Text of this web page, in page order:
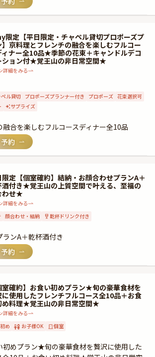
限定【平日限定・チャペル貸切プロポーズプ
】京料理とフレンチの融合を楽しむフルコー
ィナー全10品★季節の花束＋キャンドルデコ
ション付★覚王山の非日常空間★
詳細をみる
ペル貸切 プロポーズプランナー付き プロポーズ 花束選択可
サプライズ
合を楽しむフルコースディナー全10品
限定【個室確約】結納・お顔合わせプランA＋
酒付き★覚王山の上質空間で叶える、至福の
わせ★
詳細をみる
顔合わせ・結納 乾杯ドリンク付き
ンA＋乾杯酒付き
室確約】お食い初めプラン★旬の豪華食材を
に使用したフレンチフルコース全10品＋お食
め料理★覚王山の非日常空間★
詳細をみる
め お子様OK 個室
初めプラン★旬の豪華食材を贅沢に使用した